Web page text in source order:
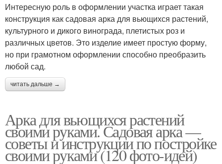
Интересную роль в оформлении участка играет такая
конструкция как садовая арка для вьющихся растений,
культурного и дикого винограда, плетистых роз и
различных цветов. Это изделие имеет простую форму,
но при грамотном оформлении способно преобразить
любой сад.
читать дальше →
Арка для вьющихся растений
своими руками. Садовая арка —
советы и инструкции по постройке
своими руками (120 фото-идей)